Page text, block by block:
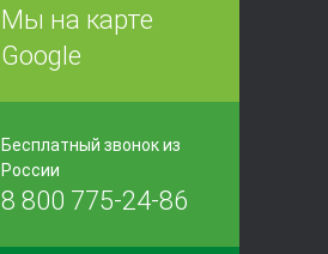
Мы на карте
Google
Бесплатный звонок из
России
8 800 775-24-86